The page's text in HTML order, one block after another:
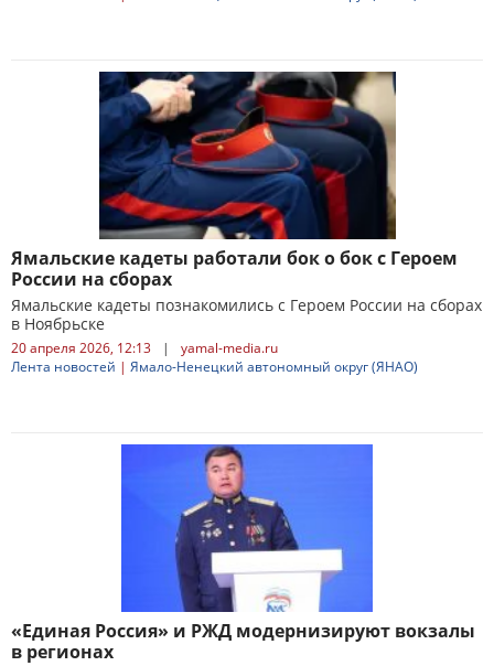
Ямальские кадеты работали бок о бок с Героем
России на сборах
Ямальские кадеты познакомились с Героем России на сборах
в Ноябрьске
20 апреля 2026, 12:13 |
yamal-media.ru
Лента новостей | Ямало-Ненецкий автономный округ (ЯНАО)
«Единая Россия» и РЖД модернизируют вокзалы
в регионах